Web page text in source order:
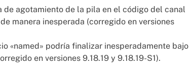
de agotamiento de la pila en el código del canal
manera inesperada (corregido en versiones
«named» podría finalizar inesperadamente bajo
en versiones 9.18.19 y 9.18.19-S1).